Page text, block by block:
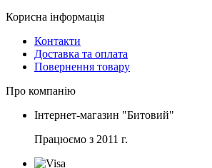
Корисна інформація
Контакти
Доставка та оплата
Повернення товару
Про компанію
Інтернет-магазин "Битовий"
Працюємо з 2011 г.